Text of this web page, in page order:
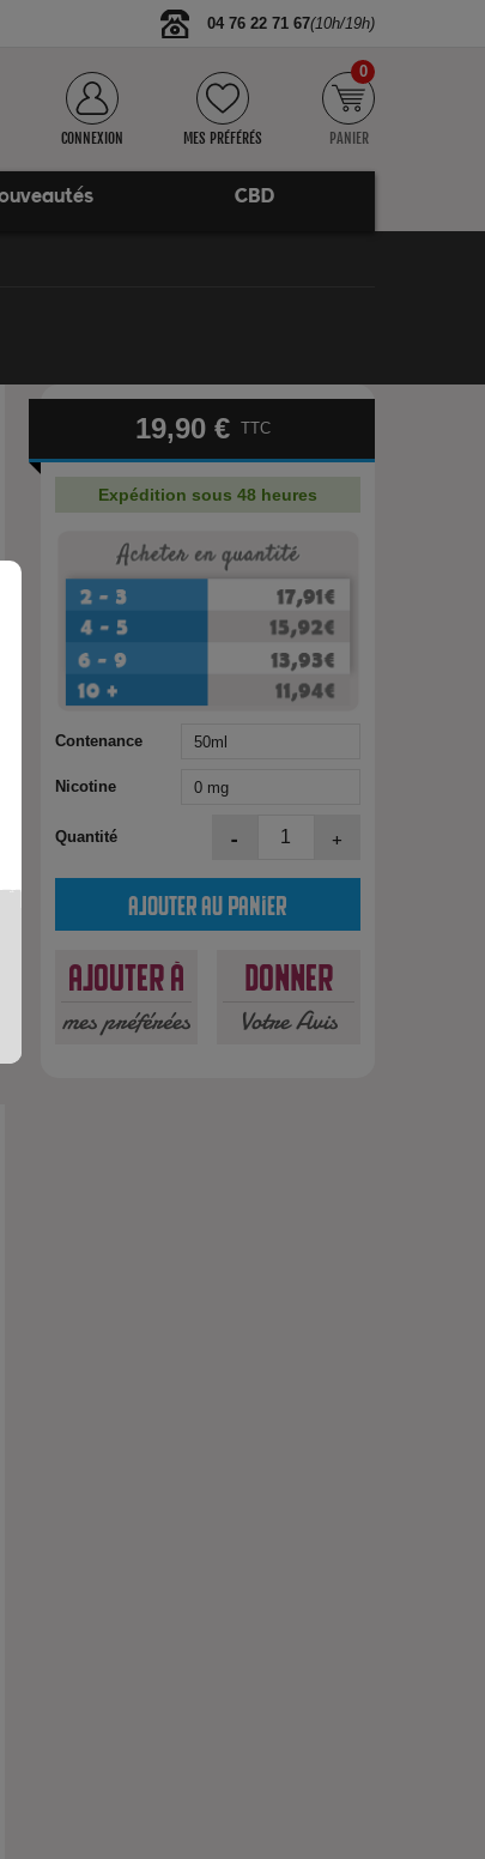
04 76 22 71 67(10h/19h)
CONNEXION MES PRÉFÉRÉS PANIER
0
CBD
19,90 € TTC
Expédition sous 48 heures
Contenance
Nicotine
Quantité - +
Ajouter au panier
Ajouter à
mes préférées
Donner
Votre Avis